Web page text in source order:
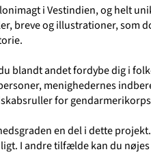
i Vestindien, og helt
breve og illustrationer, som
blandt andet fordybe dig i
menighedernes
for
en del i dette
I andre tilfælde kan du